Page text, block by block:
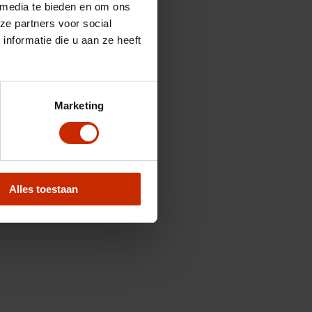
te bieden en om ons
partners voor social
die u aan ze heeft
Marketing
Alles toestaan